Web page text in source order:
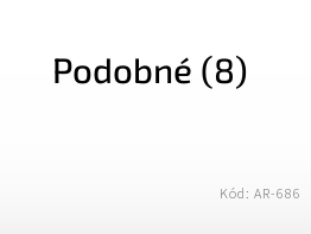
Podobné (8)